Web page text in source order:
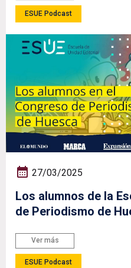
ESUE Podcast
27/03/2025
Los alumnos de la
de Periodismo de
Ver más
ESUE Podcast